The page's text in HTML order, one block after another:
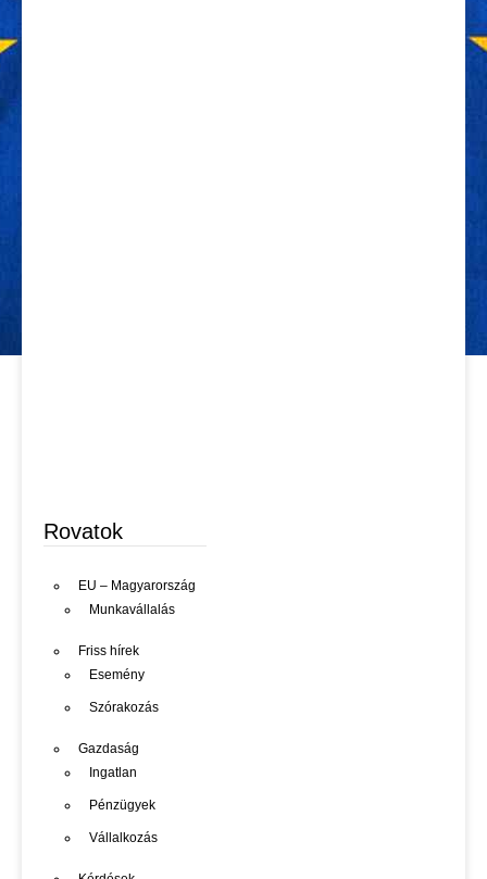
Rovatok
EU – Magyarország
Munkavállalás
Friss hírek
Esemény
Szórakozás
Gazdaság
Ingatlan
Pénzügyek
Vállalkozás